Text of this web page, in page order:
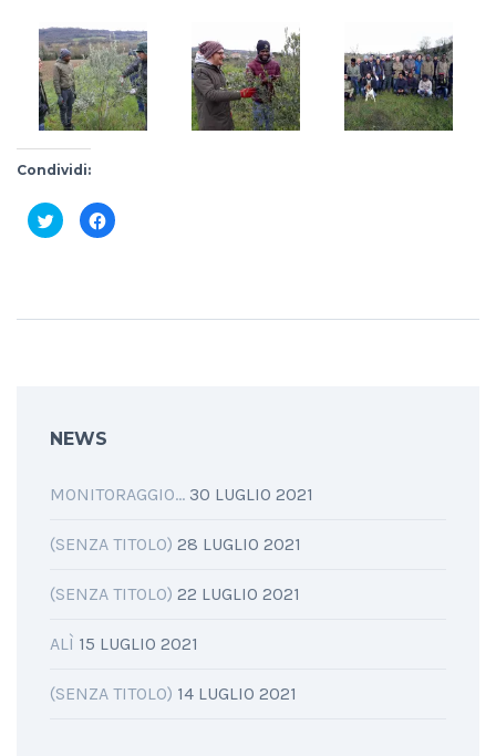
Condividi:
Fai
clic
apre
Fai
clic
in
NEWS
MONITORAGGIO… 30 LUGLIO 2021
(SENZA TITOLO) 28 LUGLIO 2021
(SENZA TITOLO) 22 LUGLIO 2021
ALÌ 15 LUGLIO 2021
(SENZA TITOLO) 14 LUGLIO 2021